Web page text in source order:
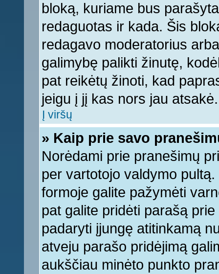
bloką, kuriame bus
redaguotas ir kada. Šis
redagavo moderatorius
galimybę palikti žinutę,
pat reikėtų žinoti, kad
jeigu į jį kas nors jau atsakė.
Į viršų
» Kaip prie savo
Norėdami prie pranešimų
per vartotojo valdymo
formoje galite pažymėti
pat galite pridėti parašą
padaryti įjungę atitinkamą
atveju parašo pridėjimą
aukščiau minėto punkto